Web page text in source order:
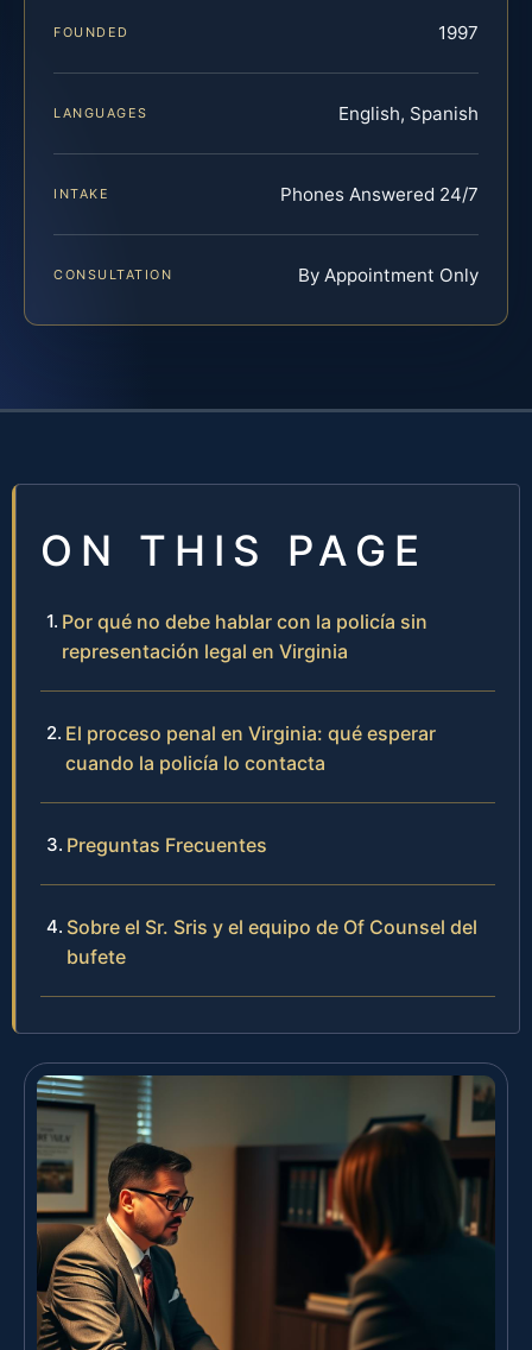
FOUNDED 1997
LANGUAGES English, Spanish
INTAKE Phones Answered 24/7
CONSULTATION By Appointment Only
ON THIS PAGE
Por qué no debe hablar con la policía sin
representación legal en Virginia
El proceso penal en Virginia: qué esperar
cuando la policía lo contacta
Preguntas Frecuentes
Sobre el Sr. Sris y el equipo de Of Counsel del
bufete